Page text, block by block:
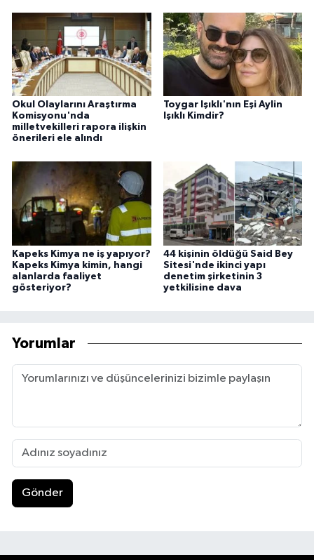
Okul Olaylarını Araştırma
Komisyonu'nda
milletvekilleri rapora ilişkin
önerileri ele alındı
Toygar Işıklı'nın Eşi Aylin
Işıklı Kimdir?
Kapeks Kimya ne iş yapıyor?
Kapeks Kimya kimin, hangi
alanlarda faaliyet
gösteriyor?
44 kişinin öldüğü Said Bey
Sitesi'nde ikinci yapı
denetim şirketinin 3
yetkilisine dava
Yorumlar
Gönder